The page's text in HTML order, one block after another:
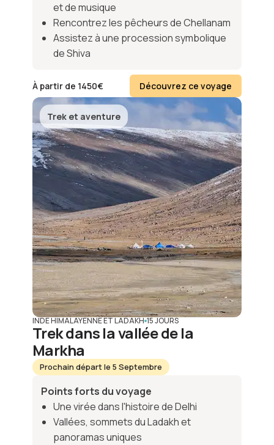
et de musique
Rencontrez les pêcheurs de Chellanam
Assistez à une procession symbolique
de Shiva
À partir de 1450€ Découvrez ce voyage
Trek et aventure
INDE HIMALAYENNE ET LADAKH 15 JOURS
Trek dans la vallée de la
Markha
Prochain départ le 5 Septembre
Points forts du voyage
Une virée dans l'histoire de Delhi
Vallées, sommets du Ladakh et
panoramas uniques